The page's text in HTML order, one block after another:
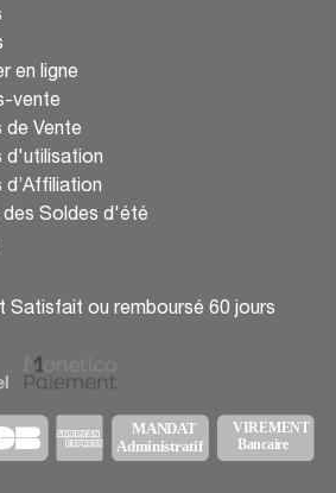
en ligne
vente
de Vente
d'utilisation
d’Affiliation
des Soldes d'été
Satisfait ou remboursé 60 jours